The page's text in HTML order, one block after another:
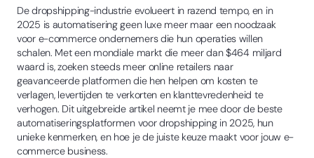
De dropshipping-industrie evolueert in razend tempo, en in
2025 is automatisering geen luxe meer maar een noodzaak
voor e-commerce ondernemers die hun operaties willen
schalen. Met een mondiale markt die meer dan $464 miljard
waard is, zoeken steeds meer online retailers naar
geavanceerde platformen die hen helpen om kosten te
verlagen, levertijden te verkorten en klanttevredenheid te
verhogen. Dit uitgebreide artikel neemt je mee door de beste
automatiseringsplatformen voor dropshipping in 2025, hun
unieke kenmerken, en hoe je de juiste keuze maakt voor jouw e-
commerce business.